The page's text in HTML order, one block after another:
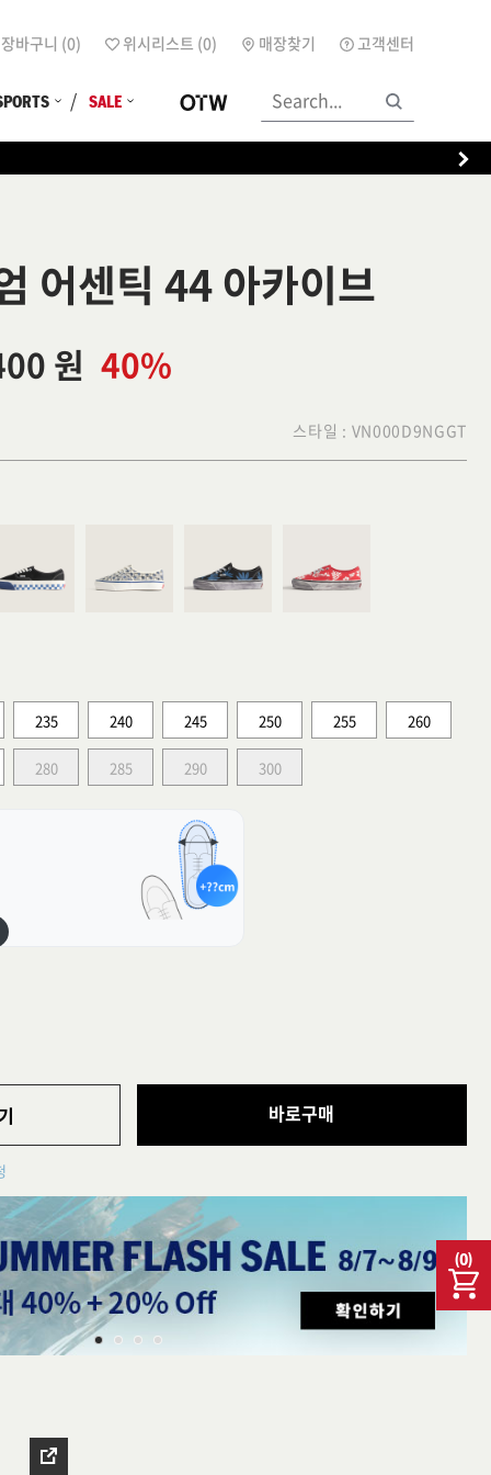
장바구니 (0) 위시리스트 (0) 매장찾기 고객센터
SALE
(0)
어센틱 44 아카이브
원 40%
스타일 : VN000D9NGGT
235 240 245 250 255 260
280 285 290 300
바로구매